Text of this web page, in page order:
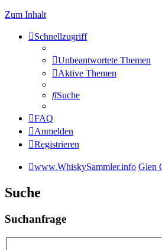
Zum Inhalt
Schnellzugriff
Unbeantwortete Themen
Aktive Themen
Suche
FAQ
Anmelden
Registrieren
www.WhiskySammler.info Glen
Suche
Suchanfrage